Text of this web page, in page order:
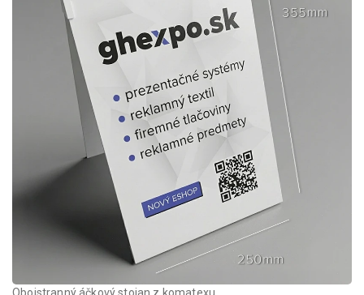
Obojstranný áčkový stojan z komatexu.